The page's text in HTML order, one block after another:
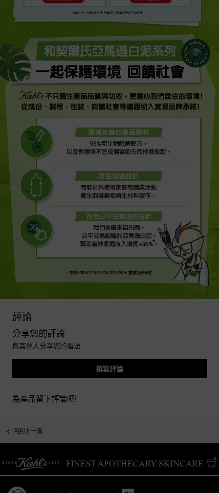
*60位18-50歲女性使用產品4週後自我評估結果
評論
分享您的評論
與其他人分享您的看法
撰寫評論
為產品留下評論吧!
回到上一頁